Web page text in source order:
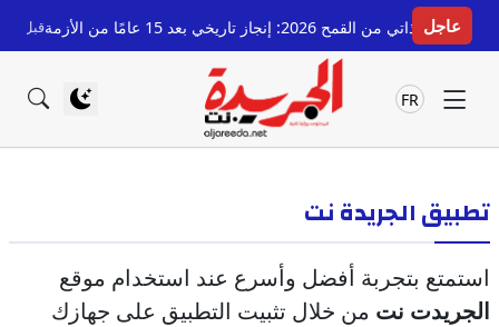
عاجل
من القمح 2026: إنجاز تاريخي بعد 15 عامًا من الأزمة قبل 8 ساعات
FR
تطبيق الجريدة نت
استمتع بتجربة أفضل وأسرع عند استخدام موقع
الجريدت نت من خلال تثبيت التطبيق على جهازك